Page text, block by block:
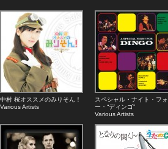
中村 桜オススメのみりそん！
Various Artists
スペシャル・ナイト・フォ
ー・“ディンゴ”
Various Artists